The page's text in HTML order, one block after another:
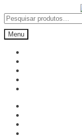
para
a
navegação
para
o
conteúdo
Pesquisar
por:
Menu